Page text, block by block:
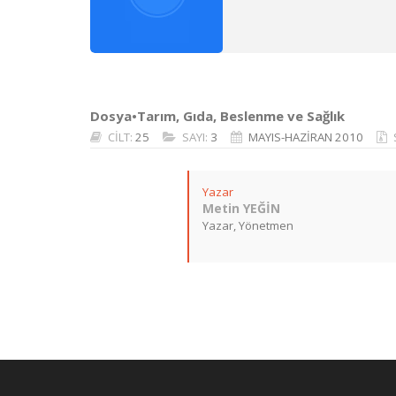
Dosya•Tarım, Gıda, Beslenme ve Sağlık
CİLT: 25 SAYI: 3 MAYIS-HAZİRAN 2010
Yazar
Metin YEĞİN
Yazar, Yönetmen